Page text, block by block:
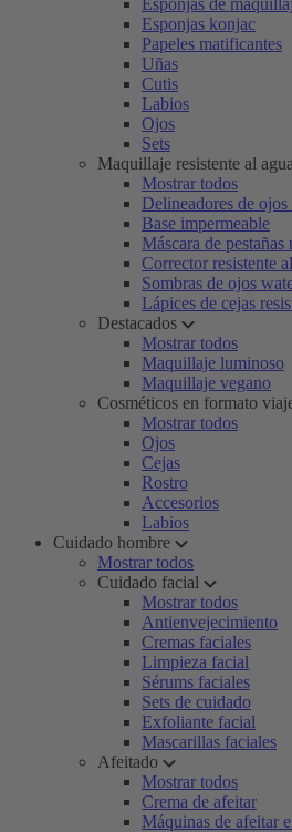
Esponjas de
Esponjas konjac
Papeles matificantes
Uñas
Cutis
Labios
Ojos
Sets
Maquillaje resistente al agua
Mostrar todos
Delineadores de
Base impermeable
Máscara de pestañas
Corrector resistente
Sombras de ojos
Lápices de cejas
Destacados
Mostrar todos
Maquillaje luminoso
Maquillaje vegano
Cosméticos en formato
Mostrar todos
Ojos
Cejas
Rostro
Accesorios
Labios
Cuidado hombre
Mostrar todos
Cuidado facial
Mostrar todos
Antienvejecimiento
Cremas faciales
Limpieza facial
Sérums faciales
Sets de cuidado
Exfoliante facial
Mascarillas faciales
Afeitado
Mostrar todos
Crema de afeitar
Máquinas de afeitar